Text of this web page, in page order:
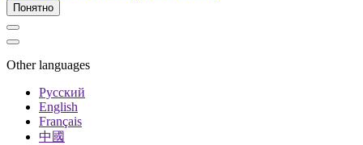
Понятно
Other languages
Русский
English
Français
中國